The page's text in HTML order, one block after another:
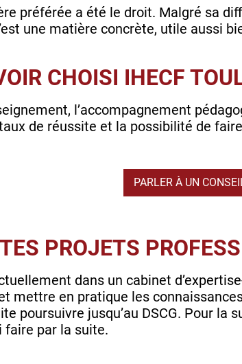
préférée a été le droit. Malgré sa
une matière concrète, utile aussi
CHOISI IHECF
l’accompagnement
de réussite et la possibilité de
PARLER À UN
PROJETS
dans un cabinet
mettre en pratique les
poursuivre jusqu’au DSCG. Pour
faire par la suite.